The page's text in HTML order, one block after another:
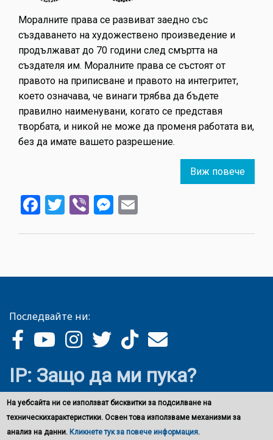
Моралните права се развиват заедно със
създаването на художествено произведение и
продължават до 70 години след смъртта на
създателя им. Моралните права се състоят от
правото на приписване и правото на интегритет,
което означава, че винаги трябва да бъдете
правилно наименувани, когато се представя
творбата, и никой не може да променя работата ви,
без да имате вашето разрешение.
Виж повече
Дума
Facebook
Twitter
ViberMessenger
Последвайте ни:
IP: Защо да ми пука?
На уебсайта ни се използват бисквитки за подсилване на
техническихарактеристики. Освен това използваме механизми за
анализ на данни. Кликнете тук за повече информация.